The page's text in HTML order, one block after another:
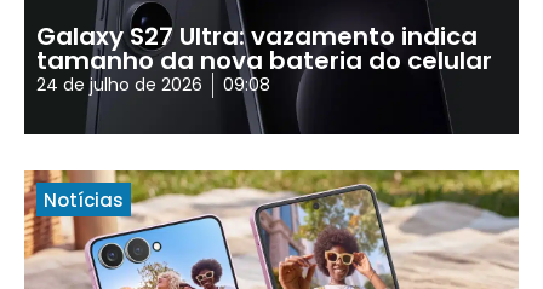
Galaxy S27 Ultra: vazamento indica
tamanho da nova bateria do celular
24 de julho de 2026 09:08
Notícias